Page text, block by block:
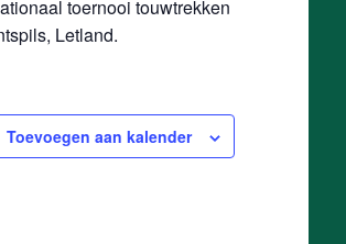
toernooi touwtrekken
Letland.
Toevoegen aan kalender